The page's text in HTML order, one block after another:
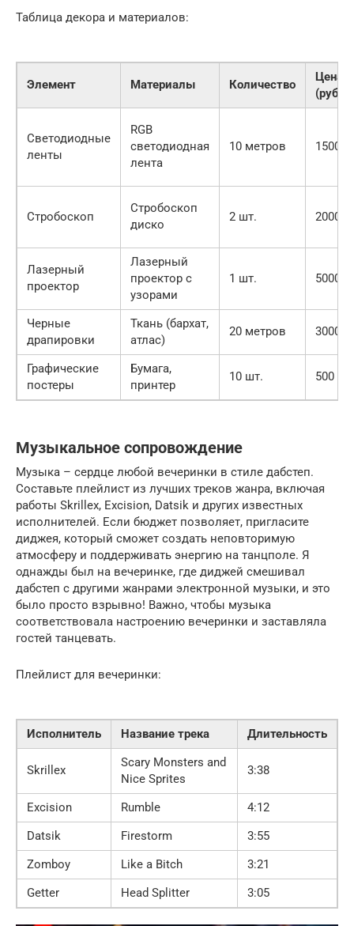
Таблица декора и материалов:
Элемент Материалы Количество
Цена
(руб.)
Светодиодные
ленты
RGB
светодиодная
лента
10 метров 1500
Стробоскоп
Стробоскоп
диско
2 шт. 2000
Лазерный
проектор
Лазерный
проектор с
узорами
1 шт. 5000
Черные
драпировки
Ткань (бархат,
атлас)
20 метров 3000
Графические
постеры
Бумага,
принтер
10 шт. 500
Музыкальное сопровождение
Музыка – сердце любой вечеринки в стиле дабстеп.
Составьте плейлист из лучших треков жанра, включая
работы Skrillex, Excision, Datsik и других известных
исполнителей. Если бюджет позволяет, пригласите
диджея, который сможет создать неповторимую
атмосферу и поддерживать энергию на танцполе. Я
однажды был на вечеринке, где диджей смешивал
дабстеп с другими жанрами электронной музыки, и это
было просто взрывно! Важно, чтобы музыка
соответствовала настроению вечеринки и заставляла
гостей танцевать.
Плейлист для вечеринки:
Исполнитель Название трека Длительность
Skrillex
Scary Monsters and
Nice Sprites
3:38
Excision Rumble
4:12
Datsik
Firestorm
3:55
Zomboy
Like a Bitch
3:21
Getter
Head Splitter 3:05